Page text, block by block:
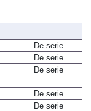
De serie
De serie
De serie
De serie
De serie